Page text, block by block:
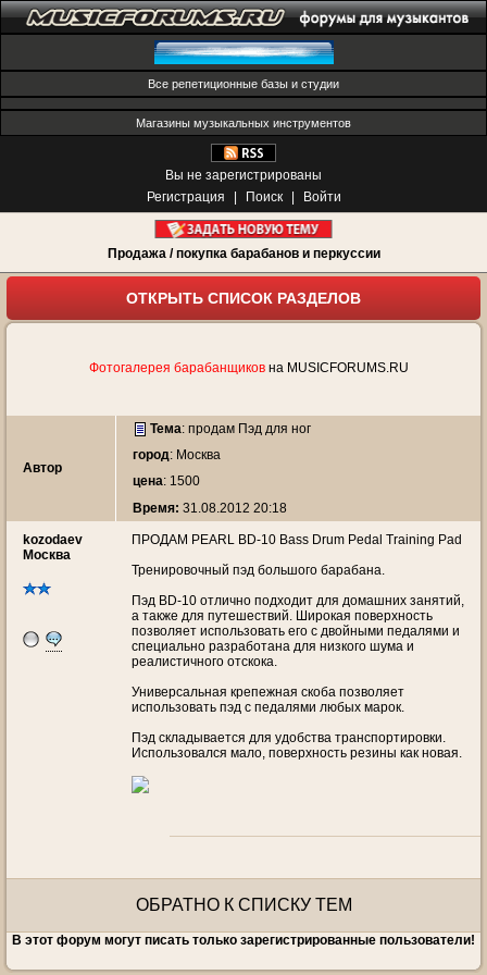
Все репетиционные базы и студии
Магазины музыкальных инструментов
Вы не зарегистрированы
Регистрация
Поиск Войти
Продажа / покупка барабанов и перкуссии
ОТКРЫТЬ СПИСОК РАЗДЕЛОВ
Фотогалерея барабанщиков на MUSICFORUMS.RU
Автор
Тема: продам Пэд для ног
город: Москва
цена: 1500
Время: 31.08.2012 20:18
kozodaev
Москва
ПРОДАМ PEARL BD-10 Bass Drum Pedal Training Pad
Тренировочный пэд большого барабана.
Пэд BD-10 отлично подходит для домашних занятий,
а также для путешествий. Широкая поверхность
позволяет использовать его с двойными педалями и
специально разработана для низкого шума и
реалистичного отскока.
Универсальная крепежная скоба позволяет
использовать пэд с педалями любых марок.
Пэд складывается для удобства транспортировки.
Использовался мало, поверхность резины как новая.
ОБРАТНО К СПИСКУ ТЕМ
В этот форум могут писать только зарегистрированные пользователи!